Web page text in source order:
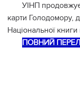
УІНП
карти Голодомору,
Національної книги
ПОВНИЙ